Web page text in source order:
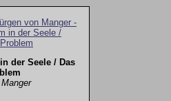
der Seele / Das